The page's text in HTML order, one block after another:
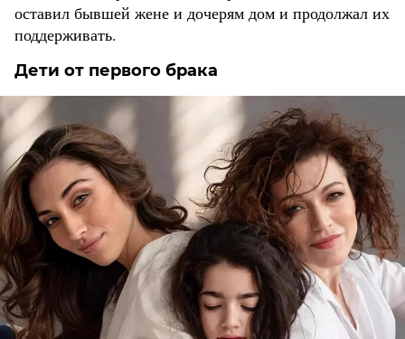
оставил бывшей жене и дочерям дом и продолжал их
поддерживать.
Дети от первого брака